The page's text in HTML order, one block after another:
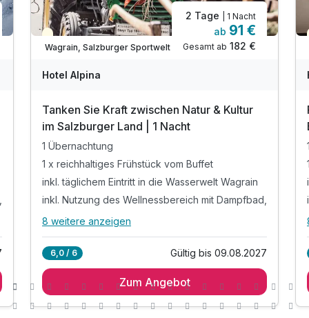
Teilweise ausgelastet
Wagrain, Salzburger Sportwelt
2 Tage | 1 Nacht
ab 91 €
Gesamt ab 182 €
Hotel Alpina
Tanken Sie Kraft zwischen Natur & Kultur
im Salzburger Land | 1 Nacht
1 Übernachtung
1 x reichhaltiges Frühstück vom Buffet
inkl. täglichem Eintritt in die Wasserwelt Wagrain
inkl. Nutzung des Wellnessbereich mit Dampfbad,
Alle Inklusivleistungen
1 x reichhaltiges Frühstück vom Buffet
inkl. täglichem Eintritt in die Wasserwelt Wagrain
8 weitere anzeigen
6,0 / 6 Gültig bis 09.08.2027
Zum Angebot